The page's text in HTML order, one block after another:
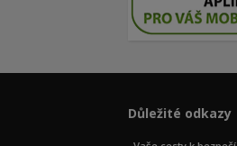
Důležité odkazy